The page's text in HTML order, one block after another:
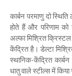
कार्बन परमाणु दो
होते हैं और परिणाम को
अल्फा मिश्रित
केंद्रित है। डेल्टा
स्थानिक-केंद्रित
धातु वाले स्टील्स में किया